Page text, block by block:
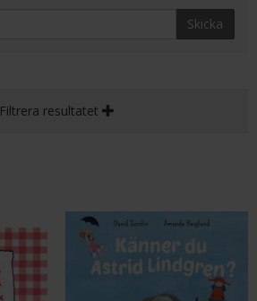
Skicka
Filtrera resultatet